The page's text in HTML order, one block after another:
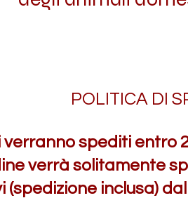
POLITICA DI
verranno spediti entro
verrà solitamente
(spedizione inclusa)